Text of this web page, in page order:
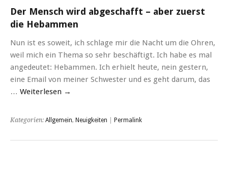
Der Mensch wird abgeschafft – aber zuerst
die Hebammen
Nun ist es soweit, ich schlage mir die Nacht um die Ohren,
weil mich ein Thema so sehr beschäftigt. Ich habe es mal
angedeutet: Hebammen. Ich erhielt heute, nein gestern,
eine Email von meiner Schwester und es geht darum, das
… Weiterlesen →
Kategorien: Allgemein, Neuigkeiten Permalink